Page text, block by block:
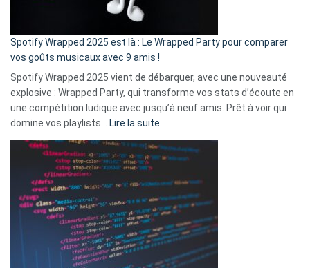
»
Solly
change
la
des
3
secondes
Spotify Wrapped 2025 est là : Le Wrapped Party pour comparer
vos goûts musicaux avec 9 amis !
Spotify Wrapped 2025 vient de débarquer, avec une nouveauté
explosive : Wrapped Party, qui transforme vos stats d’écoute en
une compétition ludique avec jusqu’à neuf amis. Prêt à voir qui
domine vos playlists…
Lire la suite
Wrapped
est
là
:
Le
Wrapped
Party